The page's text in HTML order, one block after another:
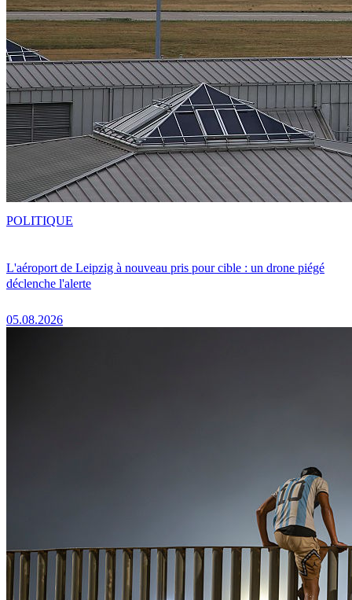
L'aéroport de Leipzig à nouveau pris pour cible : un drone piégé
déclenche l'alerte
05.08.2026
POLITIQUE